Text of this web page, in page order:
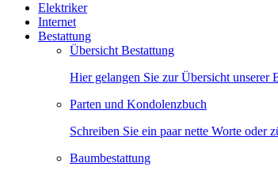
Elektriker
Internet
Bestattung
Übersicht Bestattung
Hier gelangen Sie zur Übersicht unserer
Parten und Kondolenzbuch
Schreiben Sie ein paar nette Worte oder
Baumbestattung